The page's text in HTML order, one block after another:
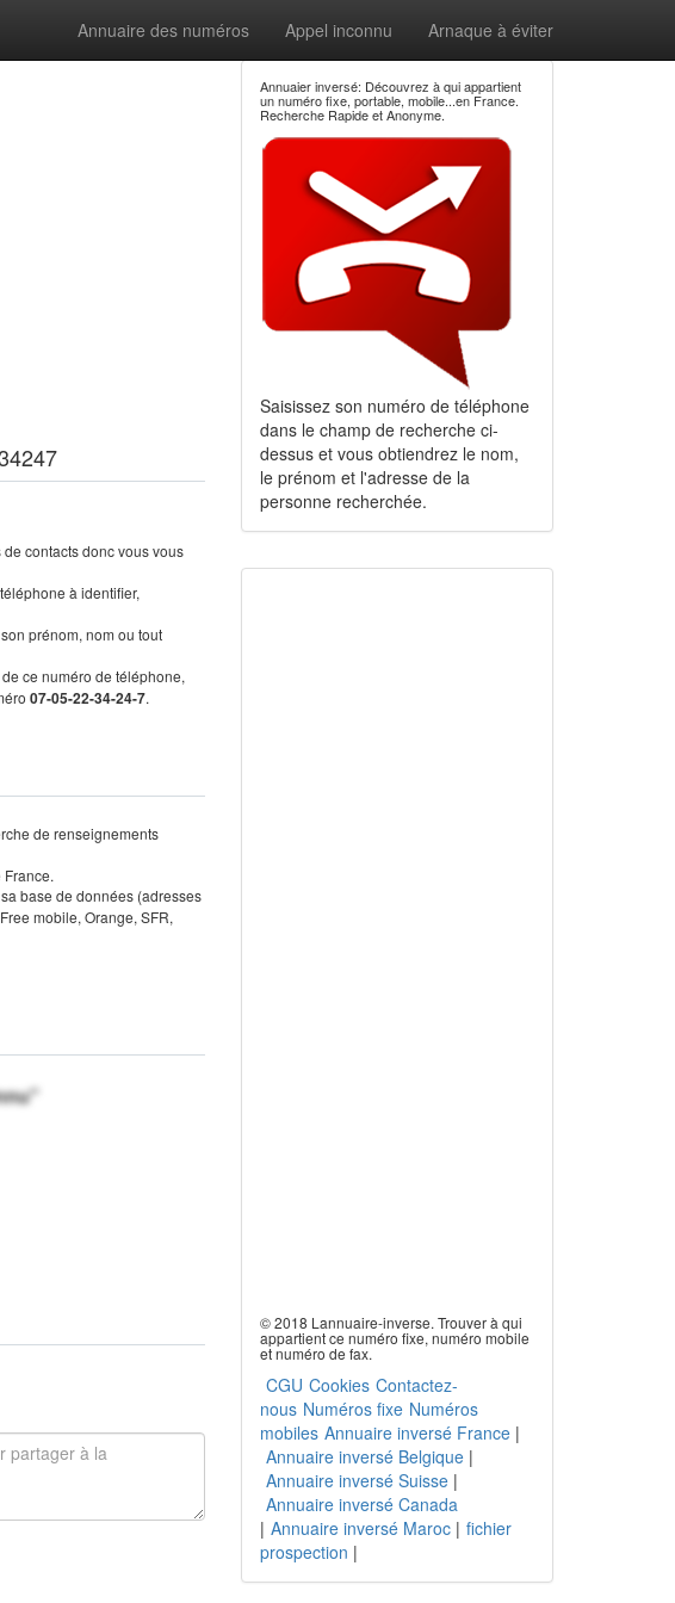
Annuaire des numéros Appel inconnu Arnaque à éviter
contacts donc vous vous
à identifier,
prénom, nom ou tout
ce numéro de téléphone,
07-05-22-34-24-7.
de renseignements
base de données (adresses
mobile, Orange, SFR,
Annuaier inversé: Découvrez à qui appartient
un numéro fixe, portable, mobile...en France.
Recherche Rapide et Anonyme.
Saisissez son numéro de téléphone
dans le champ de recherche ci-
dessus et vous obtiendrez le nom,
le prénom et l'adresse de la
personne recherchée.
© 2018 Lannuaire-inverse. Trouver à qui
appartient ce numéro fixe, numéro mobile
et numéro de fax.
CGU Cookies Contactez-
nous Numéros fixe Numéros
mobiles Annuaire inversé France|
Annuaire inversé Belgique|
Annuaire inversé Suisse|
Annuaire inversé Canada
| Annuaire inversé Maroc| fichier
prospection |